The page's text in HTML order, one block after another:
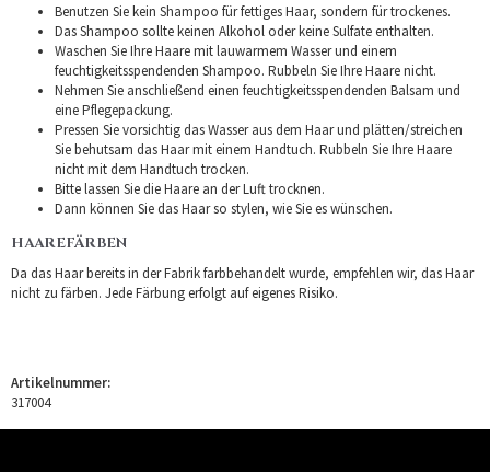
Benutzen Sie kein Shampoo für fettiges Haar, sondern für trockenes.
Das Shampoo sollte keinen Alkohol oder keine Sulfate enthalten.
Waschen Sie Ihre Haare mit lauwarmem Wasser und einem
feuchtigkeitsspendenden Shampoo. Rubbeln Sie Ihre Haare nicht.
Nehmen Sie anschließend einen feuchtigkeitsspendenden Balsam und
eine Pflegepackung.
Pressen Sie vorsichtig das Wasser aus dem Haar und plätten/streichen
Sie behutsam das Haar mit einem Handtuch. Rubbeln Sie Ihre Haare
nicht mit dem Handtuch trocken.
Bitte lassen Sie die Haare an der Luft trocknen.
Dann können Sie das Haar so stylen, wie Sie es wünschen.
HAAREFÄRBEN
Da das Haar bereits in der Fabrik farbbehandelt wurde, empfehlen wir, das Haar
nicht zu färben. Jede Färbung erfolgt auf eigenes Risiko.
Artikelnummer:
317004